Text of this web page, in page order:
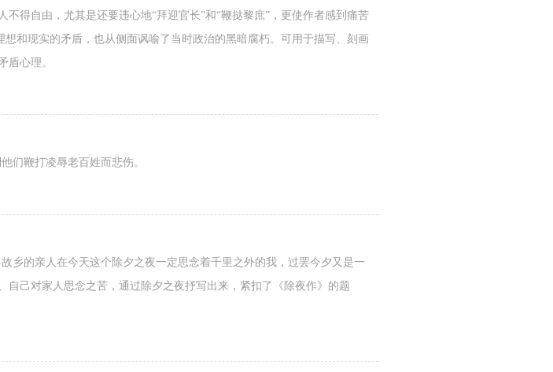
得自由，尤其是还要违心地“拜迎官长”和“鞭挞黎庶”，更使作者感到痛苦
和现实的矛盾，也从侧面讽喻了当时政治的黑暗腐朽。可用于描写、刻画
盾心理。
们鞭打凌辱老百姓而悲伤。
乡的亲人在今天这个除夕之夜一定思念着千里之外的我，过罢今夕又是一
己对家人思念之苦，通过除夕之夜抒写出来，紧扣了《除夜作》的题